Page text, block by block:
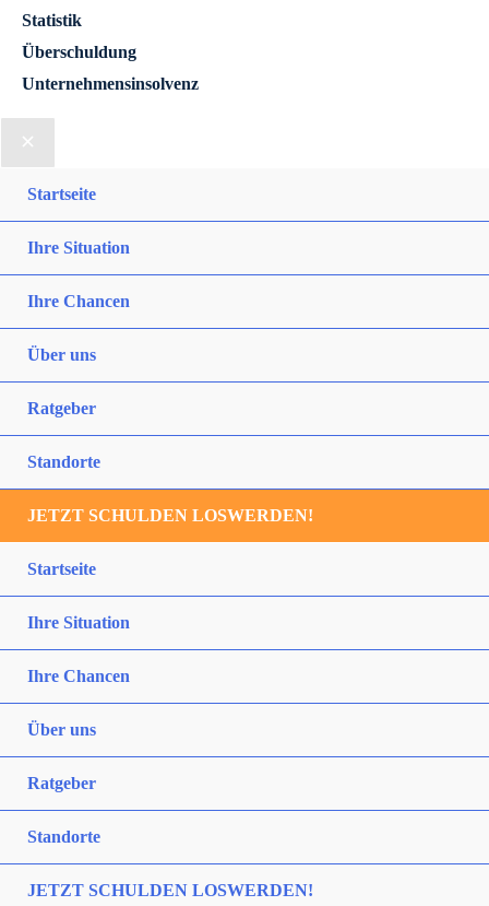
Statistik
Überschuldung
Unternehmensinsolvenz
Startseite
Ihre Situation
Ihre Chancen
Über uns
Ratgeber
Standorte
JETZT SCHULDEN LOSWERDEN!
Startseite
Ihre Situation
Ihre Chancen
Über uns
Ratgeber
Standorte
JETZT SCHULDEN LOSWERDEN!